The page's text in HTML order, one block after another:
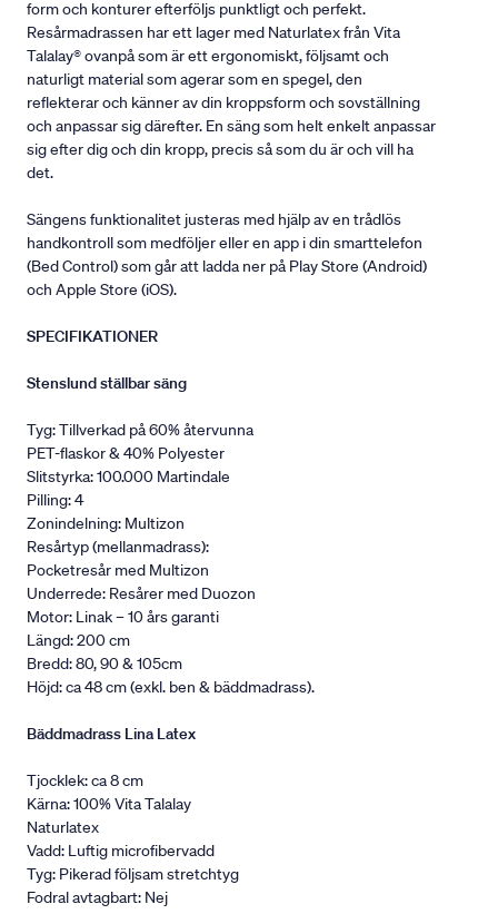
form och konturer efterföljs punktligt och perfekt.
Resårmadrassen har ett lager med Naturlatex från Vita
Talalay® ovanpå som är ett ergonomiskt, följsamt och
naturligt material som agerar som en spegel, den
reflekterar och känner av din kroppsform och sovställning
och anpassar sig därefter. En säng som helt enkelt anpassar
sig efter dig och din kropp, precis så som du är och vill ha
det.
Sängens funktionalitet justeras med hjälp av en trådlös
handkontroll som medföljer eller en app i din smarttelefon
(Bed Control) som går att ladda ner på Play Store (Android)
och Apple Store (iOS).
SPECIFIKATIONER
Stenslund ställbar säng
Tyg: Tillverkad på 60% återvunna
PET-flaskor & 40% Polyester
Slitstyrka: 100.000 Martindale
Pilling: 4
Zonindelning: Multizon
Resårtyp (mellanmadrass):
Pocketresår med Multizon
Underrede: Resårer med Duozon
Motor: Linak – 10 års garanti
Längd: 200 cm
Bredd: 80, 90 & 105cm
Höjd: ca 48 cm (exkl. ben & bäddmadrass).
Bäddmadrass Lina Latex
Tjocklek: ca 8 cm
Kärna: 100% Vita Talalay
Naturlatex
Vadd: Luftig microfibervadd
Tyg: Pikerad följsam stretchtyg
Fodral avtagbart: Nej